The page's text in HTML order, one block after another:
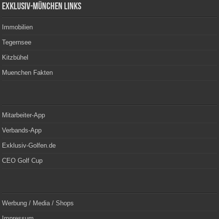
Exklusiv-München Links
Immobilien
Tegernsee
Kitzbühel
Muenchen Fakten
Mitarbeiter-App
Verbands-App
Exklusiv-Golfen.de
CEO Golf Cup
Werbung / Media / Shops